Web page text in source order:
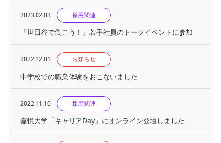
2023.02.03 採用関連
『世⽥⾕で働こう！』若手社員のトークイベントに参加
2022.12.01 お知らせ
中学校での職業体験をおこないました
2022.11.10 採用関連
嘉悦大学「キャリアDay」にオンライン登壇しました